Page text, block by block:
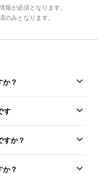
が必須となります。
みとなります。
か？
す
すか？
か？